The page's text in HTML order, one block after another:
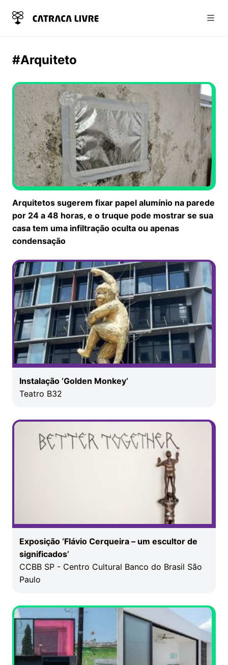
#Arquiteto
Arquitetos sugerem fixar papel alumínio na parede
por 24 a 48 horas, e o truque pode mostrar se sua
casa tem uma infiltração oculta ou apenas
condensação
Instalação ‘Golden Monkey’
Teatro B32
Exposição ‘Flávio Cerqueira – um escultor de
significados’
CCBB SP - Centro Cultural Banco do Brasil São
Paulo